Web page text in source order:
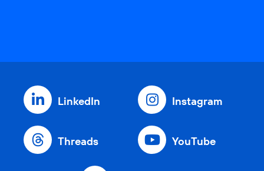
LinkedIn Instagram
Threads YouTube